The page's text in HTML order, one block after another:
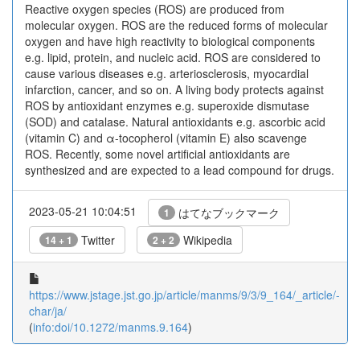
Reactive oxygen species (ROS) are produced from
molecular oxygen. ROS are the reduced forms of molecular
oxygen and have high reactivity to biological components
e.g. lipid, protein, and nucleic acid. ROS are considered to
cause various diseases e.g. arteriosclerosis, myocardial
infarction, cancer, and so on. A living body protects against
ROS by antioxidant enzymes e.g. superoxide dismutase
(SOD) and catalase. Natural antioxidants e.g. ascorbic acid
(vitamin C) and α-tocopherol (vitamin E) also scavenge
ROS. Recently, some novel artificial antioxidants are
synthesized and are expected to a lead compound for drugs.
2023-05-21 10:04:51 1 はてなブックマーク
14 + 1 Twitter 2 + 2 Wikipedia
https://www.jstage.jst.go.jp/article/manms/9/3/9_164/_article/-
char/ja/
(info:doi/10.1272/manms.9.164)